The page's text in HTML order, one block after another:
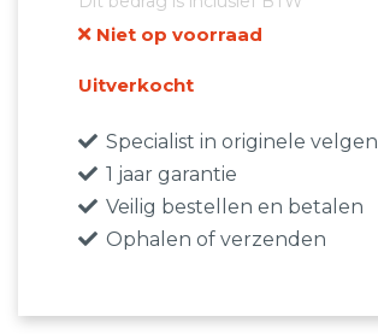
prijs
was:
€1.295,00.
prijs
is:
€594,00.
Niet op voorraad
Uitverkocht
Specialist in originele velgen
1 jaar garantie
Veilig bestellen en betalen
Ophalen of verzenden